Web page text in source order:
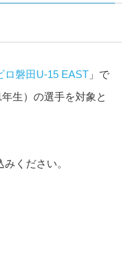
ロ磐田U-15 EAST 」で
生）の選手を対象と
ください。